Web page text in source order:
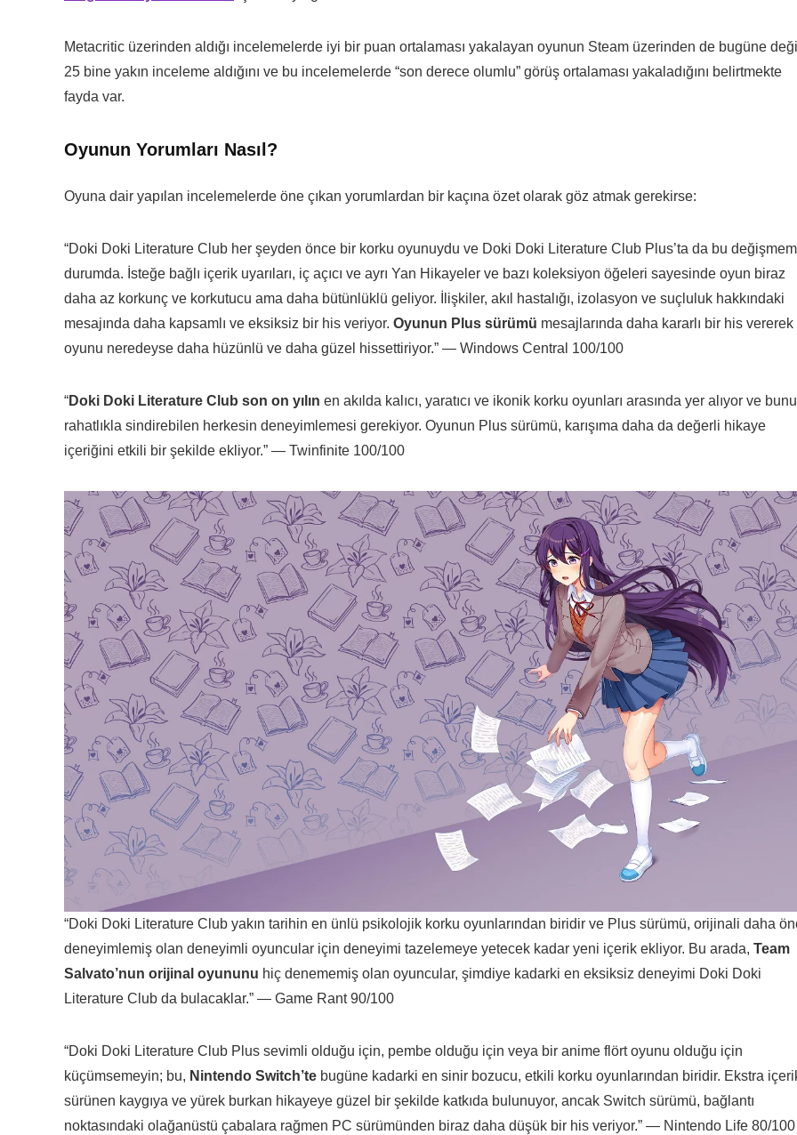
Metacritic üzerinden aldığı incelemelerde iyi bir puan ortalaması yakalayan oyunun Steam üzerinden de bugüne
25 bine yakın inceleme aldığını ve bu incelemelerde “son derece olumlu” görüş ortalaması yakaladığını belirtmekte
fayda var.
Oyunun Yorumları Nasıl?
Oyuna dair yapılan incelemelerde öne çıkan yorumlardan bir kaçına özet olarak göz atmak gerekirse:
“Doki Doki Literature Club her şeyden önce bir korku oyunuydu ve Doki Doki Literature Club Plus’ta da bu
durumda. İsteğe bağlı içerik uyarıları, iç açıcı ve ayrı Yan Hikayeler ve bazı koleksiyon öğeleri sayesinde oyun biraz
daha az korkunç ve korkutucu ama daha bütünlüklü geliyor. İlişkiler, akıl hastalığı, izolasyon ve suçluluk hakkındaki
mesajında ​​daha kapsamlı ve eksiksiz bir his veriyor. Oyunun Plus sürümü mesajlarında daha kararlı bir his vererek
oyunu neredeyse daha hüzünlü ve daha güzel hissettiriyor.” — Windows Central 100/100
“Doki Doki Literature Club son on yılın en akılda kalıcı, yaratıcı ve ikonik korku oyunları arasında yer alıyor ve bunu
rahatlıkla sindirebilen herkesin deneyimlemesi gerekiyor. Oyunun Plus sürümü, karışıma daha da değerli hikaye
içeriğini etkili bir şekilde ekliyor.” — Twinfinite 100/100
“Doki Doki Literature Club yakın tarihin en ünlü psikolojik korku oyunlarından biridir ve Plus sürümü, orijinali daha
deneyimlemiş olan deneyimli oyuncular için deneyimi tazelemeye yetecek kadar yeni içerik ekliyor. Bu arada, Team
Salvato’nun orijinal oyununu hiç denememiş olan oyuncular, şimdiye kadarki en eksiksiz deneyimi Doki Doki
Literature Club da bulacaklar.” — Game Rant 90/100
“Doki Doki Literature Club Plus sevimli olduğu için, pembe olduğu için veya bir anime flört oyunu olduğu için
küçümsemeyin; bu, Nintendo Switch’te bugüne kadarki en sinir bozucu, etkili korku oyunlarından biridir. Ekstra
sürünen kaygıya ve yürek burkan hikayeye güzel bir şekilde katkıda bulunuyor, ancak Switch sürümü, bağlantı
noktasındaki olağanüstü çabalara rağmen PC sürümünden biraz daha düşük bir his veriyor.” — Nintendo Life 80/100